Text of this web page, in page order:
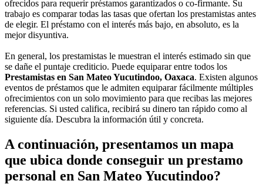
ofrecidos para requerir préstamos garantizados o co-firmante. Su
trabajo es comparar todas las tasas que ofertan los prestamistas antes
de elegir. El préstamo con el interés más bajo, en absoluto, es la
mejor disyuntiva.
En general, los prestamistas le muestran el interés estimado sin que
se dañe el puntaje crediticio. Puede equiparar entre todos los
Prestamistas en San Mateo Yucutindoo, Oaxaca. Existen algunos
eventos de préstamos que le admiten equiparar fácilmente múltiples
ofrecimientos con un solo movimiento para que recibas las mejores
referencias. Si usted califica, recibirá su dinero tan rápido como al
siguiente día. Descubra la información útil y concreta.
A continuación, presentamos un mapa
que ubica donde conseguir un prestamo
personal en San Mateo Yucutindoo?